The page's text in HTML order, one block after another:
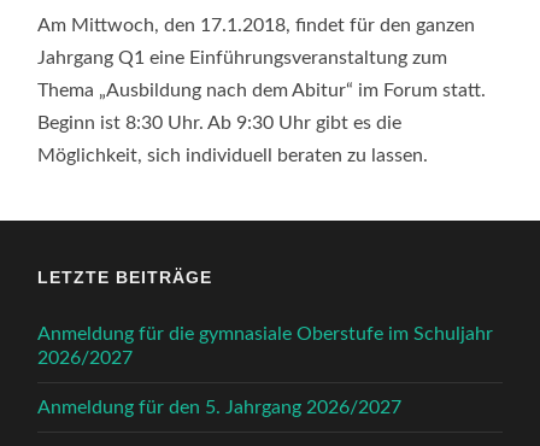
DIE
Q1
Am Mittwoch, den 17.1.2018, findet für den ganzen
Jahrgang Q1 eine Einführungsveranstaltung zum
Thema „Ausbildung nach dem Abitur“ im Forum statt.
Beginn ist 8:30 Uhr. Ab 9:30 Uhr gibt es die
Möglichkeit, sich individuell beraten zu lassen.
LETZTE BEITRÄGE
Anmeldung für die gymnasiale Oberstufe im Schuljahr
2026/2027
Anmeldung für den 5. Jahrgang 2026/2027